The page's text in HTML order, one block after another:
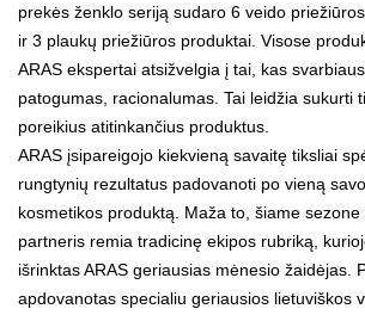
prekės ženklo seriją sudaro 6 veido
ir 3 plaukų priežiūros produktai. Visose
ARAS ekspertai atsižvelgia į tai, kas
patogumas, racionalumas. Tai leidžia sukurti
poreikius atitinkančius produktus.
ARAS įsipareigojo kiekvieną savaitę tiksliai
rungtynių rezultatus padovanoti po vieną
kosmetikos produktą. Maža to, šiame
partneris remia tradicinę ekipos rubriką,
išrinktas ARAS geriausias mėnesio žaidėjas.
apdovanotas specialiu geriausios lietuviškos